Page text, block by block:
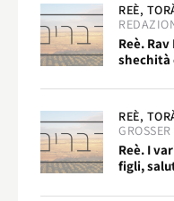
REÈ,
Reè.
shechità
REÈ,
GROSSER
Reè. I
figli,